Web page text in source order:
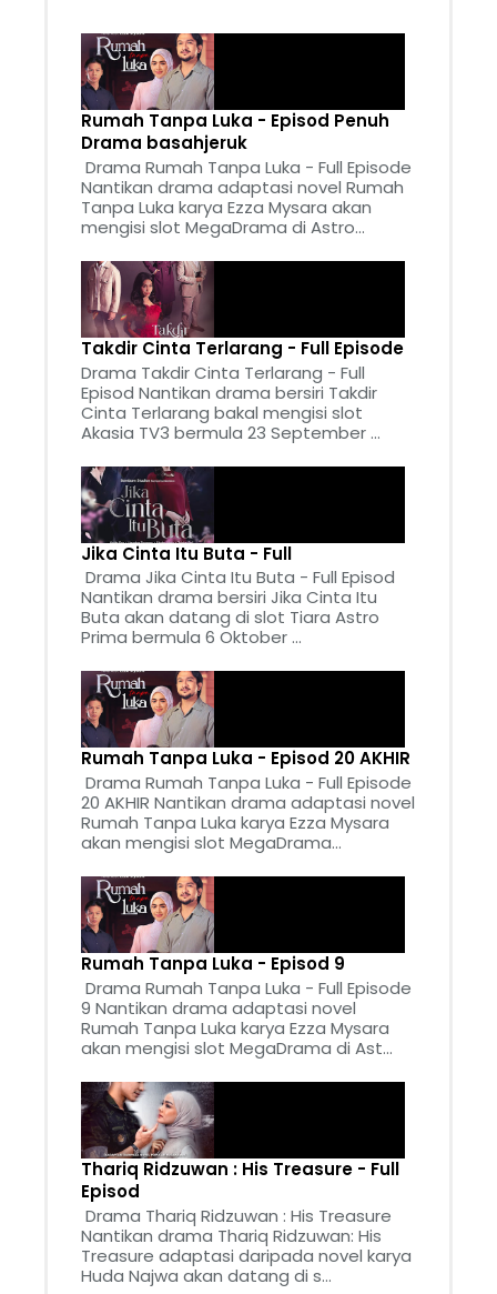
Rumah Tanpa Luka - Episod Penuh
Drama basahjeruk
Drama Rumah Tanpa Luka - Full Episode
Nantikan drama adaptasi novel Rumah
Tanpa Luka karya Ezza Mysara akan
mengisi slot MegaDrama di Astro...
Takdir Cinta Terlarang - Full Episode
Drama Takdir Cinta Terlarang - Full
Episod Nantikan drama bersiri Takdir
Cinta Terlarang bakal mengisi slot
Akasia TV3 bermula 23 September ...
Jika Cinta Itu Buta - Full
Drama Jika Cinta Itu Buta - Full Episod
Nantikan drama bersiri Jika Cinta Itu
Buta akan datang di slot Tiara Astro
Prima bermula 6 Oktober ...
Rumah Tanpa Luka - Episod 20 AKHIR
Drama Rumah Tanpa Luka - Full Episode
20 AKHIR Nantikan drama adaptasi novel
Rumah Tanpa Luka karya Ezza Mysara
akan mengisi slot MegaDrama...
Rumah Tanpa Luka - Episod 9
Drama Rumah Tanpa Luka - Full Episode
9 Nantikan drama adaptasi novel
Rumah Tanpa Luka karya Ezza Mysara
akan mengisi slot MegaDrama di Ast...
Thariq Ridzuwan : His Treasure - Full
Episod
Drama Thariq Ridzuwan : His Treasure
Nantikan drama Thariq Ridzuwan: His
Treasure adaptasi daripada novel karya
Huda Najwa akan datang di s...